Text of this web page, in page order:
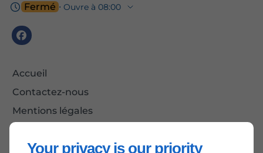
Your privacy is our priority
Fermé ⋅ Ouvre à 08:00
Accueil
Contactez-nous
Mentions légales